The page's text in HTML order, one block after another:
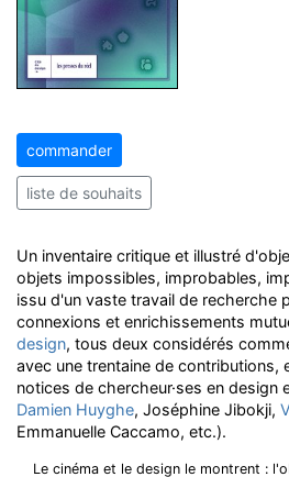
commander
liste de souhaits
Un inventaire critique et illustré
objets impossibles, improbables,
issu d'un vaste travail de recherche
connexions et enrichissements
design, tous deux considérés
avec une trentaine de contributions,
notices de chercheur·ses en design
Damien Huyghe, Joséphine Jibokji,
Emmanuelle Caccamo, etc.).
Le cinéma et le design le montrent :